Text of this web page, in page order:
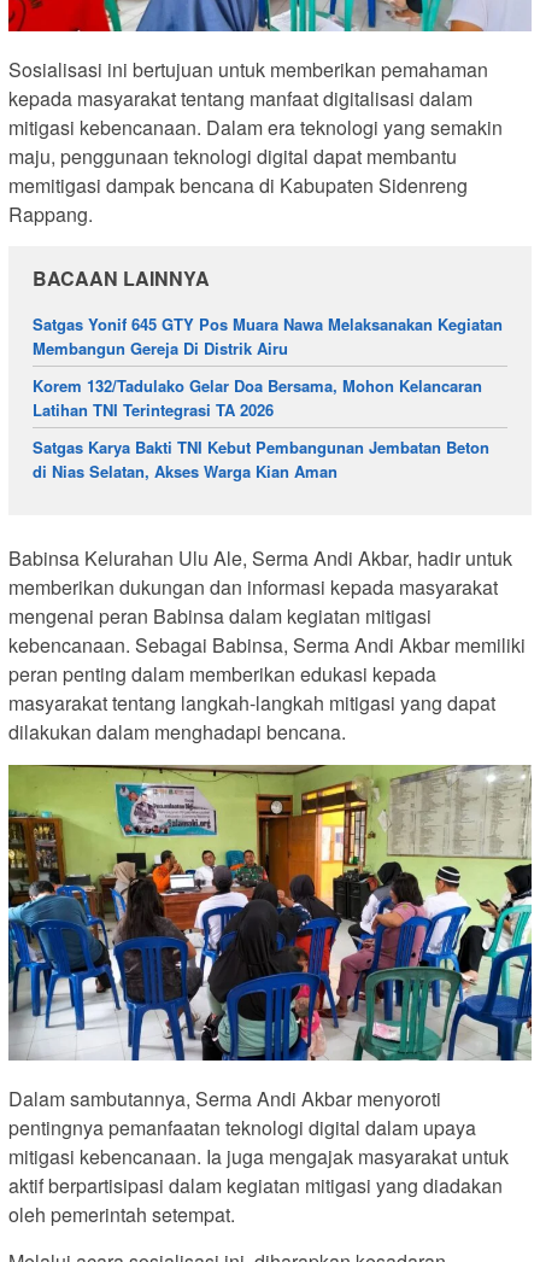
Sosialisasi ini bertujuan untuk memberikan pemahaman
kepada masyarakat tentang manfaat digitalisasi dalam
mitigasi kebencanaan. Dalam era teknologi yang semakin
maju, penggunaan teknologi digital dapat membantu
memitigasi dampak bencana di Kabupaten Sidenreng
Rappang.
BACAAN LAINNYA
Satgas Yonif 645 GTY Pos Muara Nawa Melaksanakan Kegiatan
Membangun Gereja Di Distrik Airu
Korem 132/Tadulako Gelar Doa Bersama, Mohon Kelancaran
Latihan TNI Terintegrasi TA 2026
Satgas Karya Bakti TNI Kebut Pembangunan Jembatan Beton
di Nias Selatan, Akses Warga Kian Aman
Babinsa Kelurahan Ulu Ale, Serma Andi Akbar, hadir untuk
memberikan dukungan dan informasi kepada masyarakat
mengenai peran Babinsa dalam kegiatan mitigasi
kebencanaan. Sebagai Babinsa, Serma Andi Akbar memiliki
peran penting dalam memberikan edukasi kepada
masyarakat tentang langkah-langkah mitigasi yang dapat
dilakukan dalam menghadapi bencana.
Dalam sambutannya, Serma Andi Akbar menyoroti
pentingnya pemanfaatan teknologi digital dalam upaya
mitigasi kebencanaan. Ia juga mengajak masyarakat untuk
aktif berpartisipasi dalam kegiatan mitigasi yang diadakan
oleh pemerintah setempat.